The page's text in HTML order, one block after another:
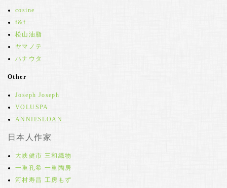
cosine
f&f
松山油脂
ヤマノテ
ハナウタ
Other
Joseph Joseph
VOLUSPA
ANNIESLOAN
日本人作家
大峡健市 三和織物
一重孔希 一重陶房
河村寿昌 工房もず